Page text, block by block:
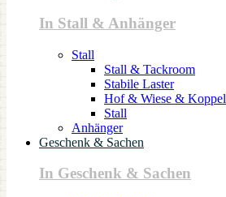
In Stall & Anhänger
Stall
Stall & Tackroom
Stabile Laster
Hof & Wiese & Koppel
Stall
Anhänger
Geschenk & Sachen
In Geschenk & Sachen